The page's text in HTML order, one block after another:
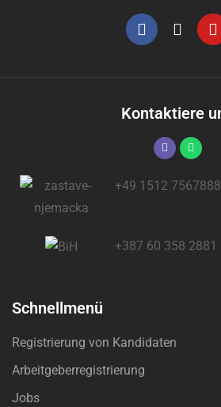
Kontaktiere
+49 1512 7567888
+387 60 358 2881
Schnellmenü
Registrierung von Kandidaten
Arbeitgeberregistrierung
Jobs